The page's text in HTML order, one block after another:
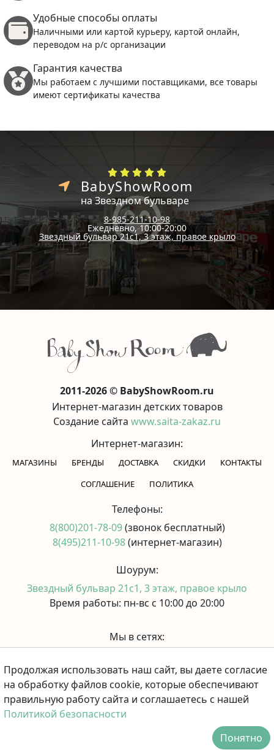
Удобные способы оплаты
Наличными или картой курьеру, картой онлайн,
переводом на р/с организации
Гарантия качества
Мы работаем с лучшими поставщиками, все товары
имеют сертификаты качества
BabyShowRoom
на Звездном бульваре
8-985-211-10-98
Ежедневно, 10:00-20:00
Звездный бульвар 21с1, 3 этаж, правое крыло
2011-2026 © BabyShowRoom.ru
Интернет-магазин детских товаров
Создание сайта www.saita-zakaz.ru
Интернет-магазин:
МАГАЗИНЫ БРЕНДЫ ДОСТАВКА СКИДКИ
КОНТАКТЫ
CОГЛАШЕНИЕ
ПОЛИТИКА
Телефоны:
8(800)201-78-09(звонок бесплатный)
8(495)211-10-98(интернет-магазин)
Шоурум:
Звездный бульвар 21с1, 3 этаж, правое крыло
Время работы: пн-вс с 10:00 до 20:00
Мы в сетях:
Принимаем к оплате:
Продолжая использовать наш сайт, вы даете согласие
на обработку файлов cookie, которые обеспечивают
правильную работу сайта и соглашаетесь с нашей
Политикой безопасности
Понятно